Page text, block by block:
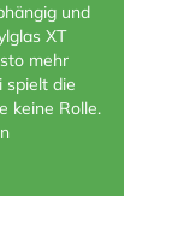
und
XT
mehr
spielt die
keine Rolle.